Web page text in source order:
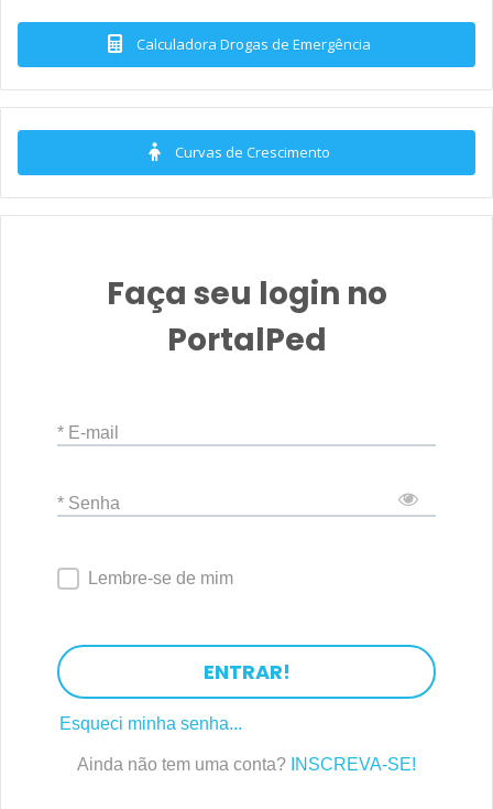
Calculadora Drogas de Emergência
Curvas de Crescimento
Faça seu login no
PortalPed
* E-mail
* Senha
Lembre-se de mim
ENTRAR!
Esqueci minha senha...
Ainda não tem uma conta? INSCREVA-SE!